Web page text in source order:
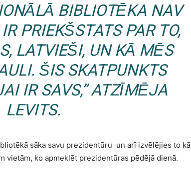
BIBLIOTĒKA NAV
PRIEKŠSTATS PAR TO,
LATVIEŠI, UN KĀ MĒS
ŠIS SKATPUNKTS
IR SAVS,” ATZĪMĒJA
LEVITS.
sāka savu prezidentūru un arī izvēlējies to kā
vietām, ko apmeklēt prezidentūras pēdējā dienā.